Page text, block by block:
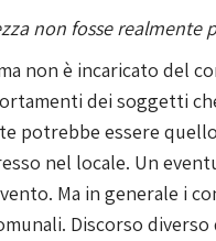
non fosse
non è incaricato del
dei soggetti
potrebbe essere
nel locale. Un
Ma in generale i
Discorso